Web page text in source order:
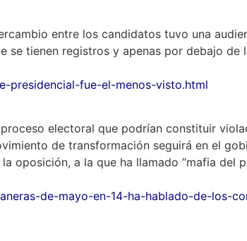
entre los candidatos tuvo una
se tienen registros y apenas por debajo de
presidencial-fue-el-menos-visto.html
electoral que podrían constituir
de transformación seguirá en el
oposición, a la que ha llamado “mafia del
de-mayo-en-14-ha-hablado-de-los-